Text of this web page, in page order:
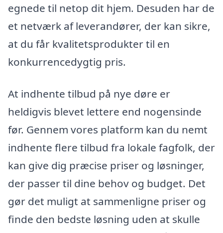
egnede til netop dit hjem. Desuden har de
et netværk af leverandører, der kan sikre,
at du får kvalitetsprodukter til en
konkurrencedygtig pris.
At indhente tilbud på nye døre er
heldigvis blevet lettere end nogensinde
før. Gennem vores platform kan du nemt
indhente flere tilbud fra lokale fagfolk, der
kan give dig præcise priser og løsninger,
der passer til dine behov og budget. Det
gør det muligt at sammenligne priser og
finde den bedste løsning uden at skulle